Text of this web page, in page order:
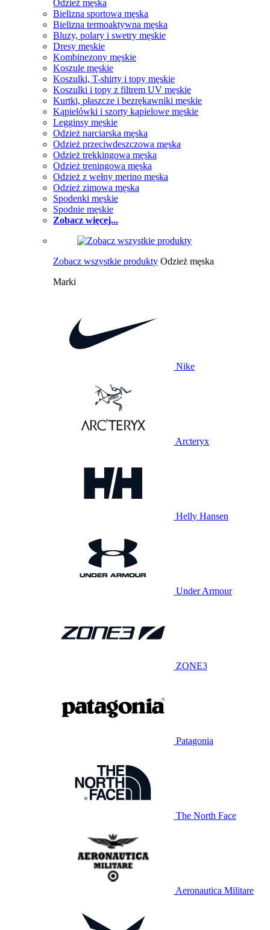
Odzież męska
Bielizna sportowa męska
Bielizna termoaktywna męska
Bluzy, polary i swetry męskie
Dresy męskie
Kombinezony męskie
Koszule męskie
Koszulki, T-shirty i topy męskie
Koszulki i topy z filtrem UV męskie
Kurtki, płaszcze i bezrękawniki męskie
Kąpielówki i szorty kąpielowe męskie
Legginsy męskie
Odzież narciarska męska
Odzież przeciwdeszczowa męska
Odzież trekkingowa męska
Odzież treningowa męska
Odzież z wełny merino męska
Odzież zimowa męska
Spodenki męskie
Spodnie męskie
Zobacz więcej...
Zobacz wszystkie produkty Odzież męska
Marki
Nike
Arcteryx
Helly Hansen
Under Armour
ZONE3
Patagonia
The North Face
Aeronautica Militare